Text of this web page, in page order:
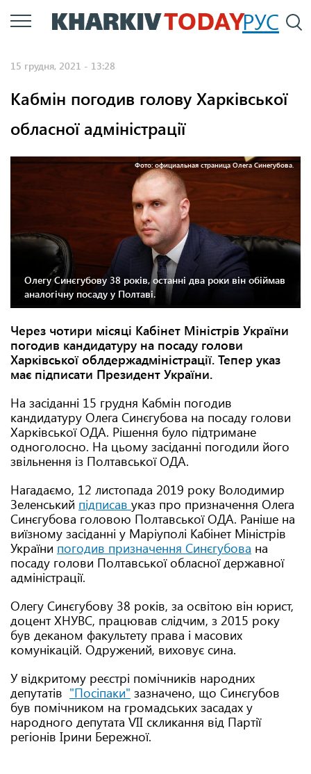
Перейти
до
РУС
15 грудня, 2021 - 13:28
Кабмін погодив голову Харківської
обласної адміністрації
Фото: официальная страница Олега Синегубова.
Олегу Синєгубову 38 років, останні два роки він обіймав
аналогічну посаду у Полтаві.
Через чотири місяці Кабінет Міністрів України
погодив кандидатуру на посаду голови
Харківської облдержадміністрації. Тепер указ
має підписати Президент України.
На засіданні 15 грудня Кабмін погодив
кандидатуру Олега Синєгубова на посаду голови
Харківської ОДА. Рішення було підтримане
одноголосно. На цьому засіданні погодили його
звільнення із Полтавської ОДА.
Нагадаємо, 12 листопада 2019 року Володимир
Зеленський підписав указ про призначення Олега
Синєгубова головою Полтавської ОДА. Раніше на
виїзному засіданні у Маріуполі Кабінет Міністрів
України погодив призначення Синєгубова на
посаду голови Полтавської обласної державної
адміністрації.
Олегу Синєгубову 38 років, за освітою він юрист,
доцент ХНУВС, працював слідчим, з 2015 року
був деканом факультету права і масових
комунікацій. Одружений, виховує сина.
У відкритому реєстрі помічників народних
депутатів "Посіпаки" зазначено, що Синєгубов
був помічником на громадських засадах у
народного депутата VII скликання від Партії
регіонів Ірини Бережної.